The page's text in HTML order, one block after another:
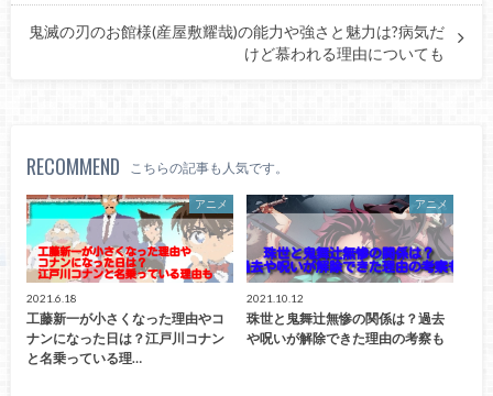
鬼滅の刃のお館様(産屋敷耀哉)の能力や強さと魅力は?病気だ
けど慕われる理由についても
RECOMMEND こちらの記事も人気です。
アニメ
2021.6.18
工藤新一が小さくなった理由やコ
ナンになった日は？江戸川コナン
と名乗っている理…
アニメ
2021.10.12
珠世と鬼舞辻無惨の関係は？過去
や呪いが解除できた理由の考察も